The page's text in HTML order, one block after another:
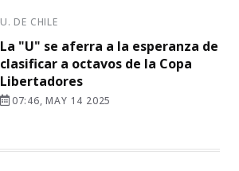
U. DE CHILE
La "U" se aferra a la esperanza de
clasificar a octavos de la Copa
Libertadores
07:46, MAY 14 2025